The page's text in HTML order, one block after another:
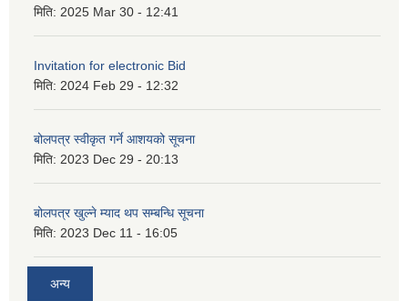
मिति: 2025 Mar 30 - 12:41
Invitation for electronic Bid
मिति: 2024 Feb 29 - 12:32
बोलपत्र स्वीकृत गर्ने आशयको सूचना
मिति: 2023 Dec 29 - 20:13
बोलपत्र खुल्ने म्याद थप सम्बन्धि सूचना
मिति: 2023 Dec 11 - 16:05
अन्य